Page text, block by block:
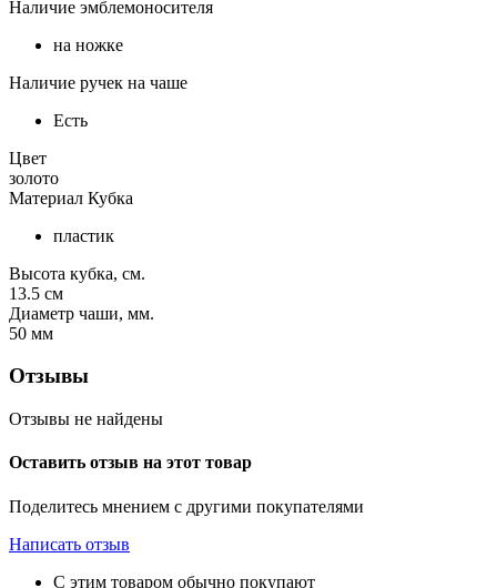
Наличие эмблемоносителя
на ножке
Наличие ручек на чаше
Есть
Цвет
золото
Материал Кубка
пластик
Высота кубка, см.
13.5 см
Диаметр чаши, мм.
50 мм
Отзывы
Отзывы не найдены
Оставить отзыв на этот товар
Поделитесь мнением с другими покупателями
Написать отзыв
С этим товаром обычно покупают